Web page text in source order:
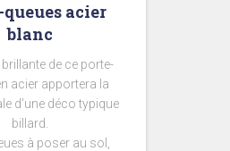
acier
blanc
brillante de ce porte-
acier apportera la
d’une déco typique
billard.
à poser au sol,